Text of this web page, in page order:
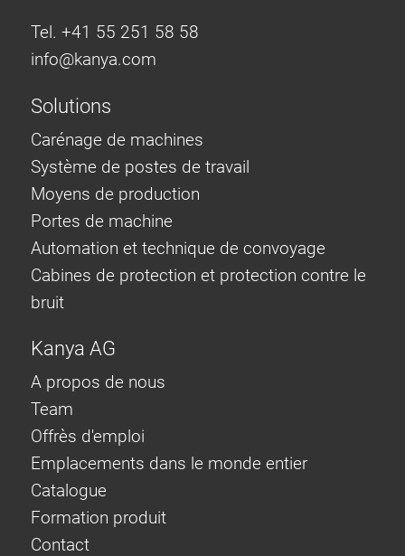
Tel. +41 55 251 58 58
info@kanya.com
Solutions
Carénage de machines
Système de postes de travail
Moyens de production
Portes de machine
Automation et technique de convoyage
Cabines de protection et protection contre le
bruit
Kanya AG
A propos de nous
Team
Offrès d'emploi
Emplacements dans le monde entier
Catalogue
Formation produit
Contact